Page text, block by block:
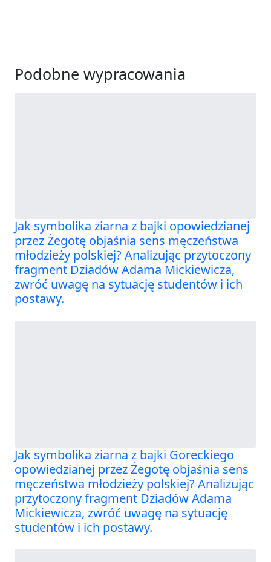
Podobne wypracowania
Jak symbolika ziarna z bajki opowiedzianej
przez Żegotę objaśnia sens męczeństwa
młodzieży polskiej? Analizując przytoczony
fragment Dziadów Adama Mickiewicza,
zwróć uwagę na sytuację studentów i ich
postawy.
Jak symbolika ziarna z bajki Goreckiego
opowiedzianej przez Żegotę objaśnia sens
męczeństwa młodzieży polskiej? Analizując
przytoczony fragment Dziadów Adama
Mickiewicza, zwróć uwagę na sytuację
studentów i ich postawy.